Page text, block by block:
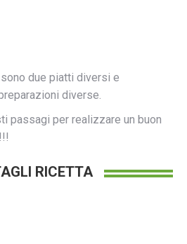
due piatti diversi e
diverse.
passagi per realizzare un buon
RICETTA